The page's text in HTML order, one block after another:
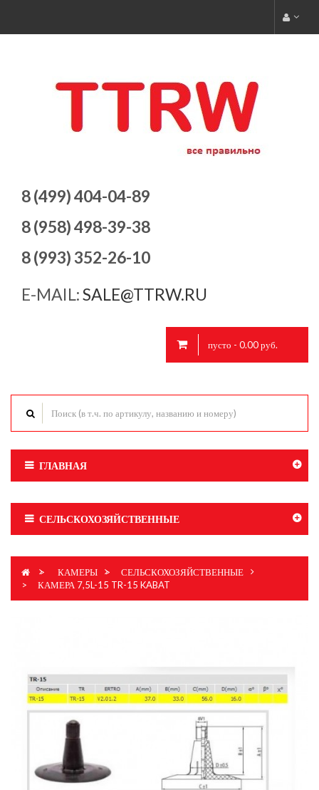
8 (499) 404-04-89
8 (958) 498-39-38
8 (993) 352-26-10
E-MAIL:SALE@TTRW.RU
пусто - 0.00 руб.
ГЛАВНАЯ
СЕЛЬСКОХОЗЯЙСТВЕННЫЕ
> КАМЕРЫ >
СЕЛЬСКОХОЗЯЙСТВЕННЫЕ
>
КАМЕРА 7,5L-15 TR-15 KABAT